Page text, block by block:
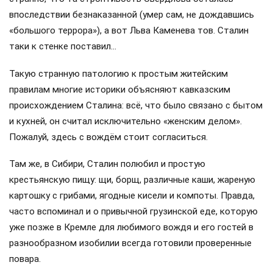
впоследствии безнаказанной (умер сам, не дождавшись
«большого террора»), а вот Льва Каменева тов. Сталин
таки к стенке поставил…
Такую странную патологию к простым житейским
правилам многие историки объясняют кавказским
происхождением Сталина: всё, что было связано с бытом
и кухней, он считал исключительно «женским делом».
Пожалуй, здесь с вождём стоит согласиться.
Там же, в Сибири, Сталин полюбил и простую
крестьянскую пищу: щи, борщ, различные каши, жареную
картошку с грибами, ягодные кисели и компоты. Правда,
часто вспоминал и о привычной грузинской еде, которую
уже позже в Кремле для любимого вождя и его гостей в
разнообразном изобилии всегда готовили проверенные
повара.